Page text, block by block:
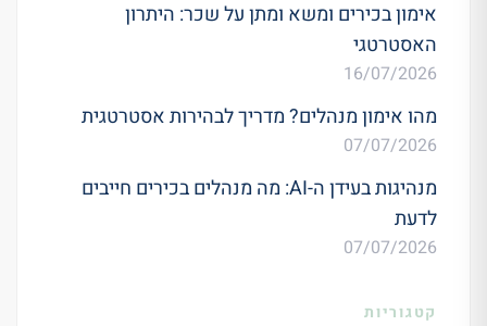
אימון בכירים ומשא ומתן על שכר: היתרון
האסטרטגי
16/07/2026
מהו אימון מנהלים? מדריך לבהירות אסטרטגית
07/07/2026
מנהיגות בעידן ה-AI: מה מנהלים בכירים חייבים
לדעת
07/07/2026
קטגוריות